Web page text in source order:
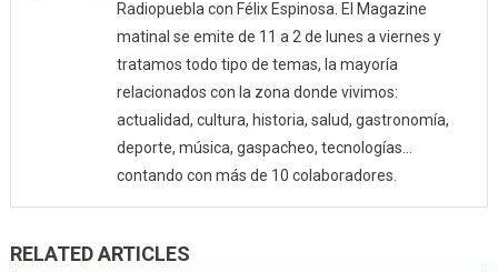
Radiopuebla con Félix Espinosa. El Magazine
matinal se emite de 11 a 2 de lunes a viernes y
tratamos todo tipo de temas, la mayoría
relacionados con la zona donde vivimos:
actualidad, cultura, historia, salud, gastronomía,
deporte, música, gaspacheo, tecnologías…
contando con más de 10 colaboradores.
RELATED ARTICLES